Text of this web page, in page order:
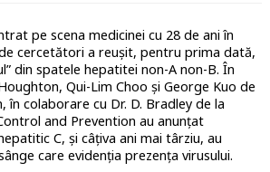
pe scena medicinei cu 28 de ani în
cercetători a reușit, pentru prima dată,
din spatele hepatitei non-A non-B. În
Qui-Lim Choo și George Kuo de
în colaborare cu Dr. D. Bradley de la
and Prevention au anunțat
C, și câțiva ani mai târziu, au
care evidenția prezența virusului.